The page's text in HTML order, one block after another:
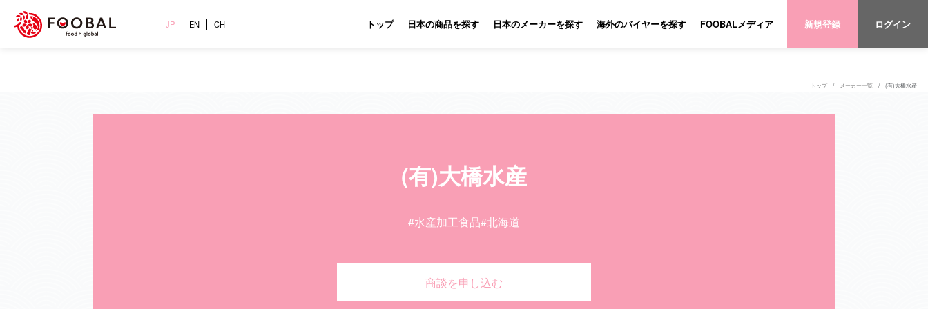
JP EN CH トップ 日本の商品を探す 日本のメーカーを探す 海外のバイヤーを探す FOOBALメディア 新規登録 ログイン
トップ メーカー一覧 (有)大橋水産
(有)大橋水産
#水産加工食品#北海道
商談を申し込む